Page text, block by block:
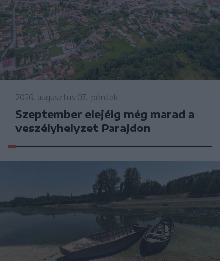
2026. augusztus 07., péntek
Szeptember elejéig még marad a
veszélyhelyzet Parajdon